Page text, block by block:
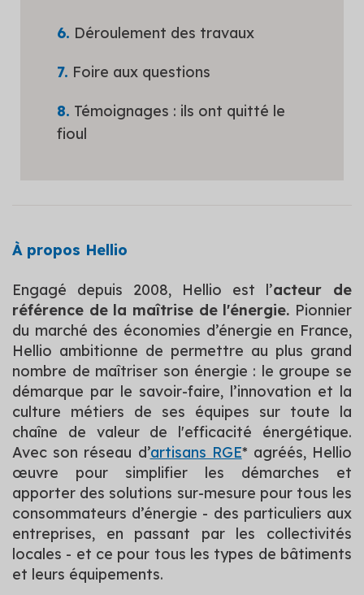
Déroulement des travaux
Foire aux questions
Témoignages : ils ont quitté le
fioul
À propos Hellio
Engagé depuis 2008, Hellio est l’acteur de
référence de la maîtrise de l'énergie. Pionnier
du marché des économies d’énergie en France,
Hellio ambitionne de permettre au plus grand
nombre de maîtriser son énergie : le groupe se
démarque par le savoir-faire, l’innovation et la
culture métiers de ses équipes sur toute la
chaîne de valeur de l'efficacité énergétique.
Avec son réseau d’artisans RGE* agréés, Hellio
œuvre pour simplifier les démarches et
apporter des solutions sur-mesure pour tous les
consommateurs d’énergie - des particuliers aux
entreprises, en passant par les collectivités
locales - et ce pour tous les types de bâtiments
et leurs équipements.